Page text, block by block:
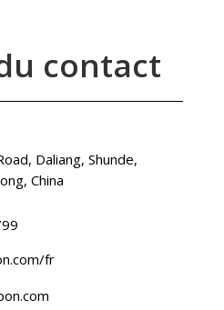
contact
Daliang, Shunde,
China
fr